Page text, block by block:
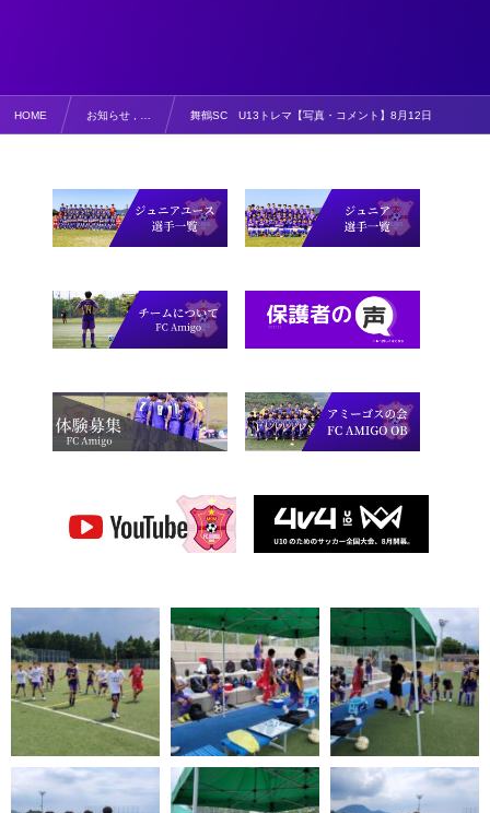
HOME お知らせ , … 舞鶴SC U13トレマ【写真・コメント】8月12日